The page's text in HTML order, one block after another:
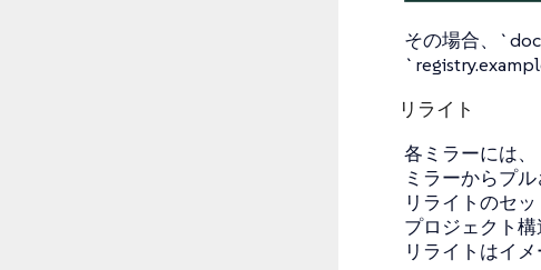
その場合、
リライト
各ミラーには、
ミラーからプ
リライトのセ
プロジェクト
リライトはイ